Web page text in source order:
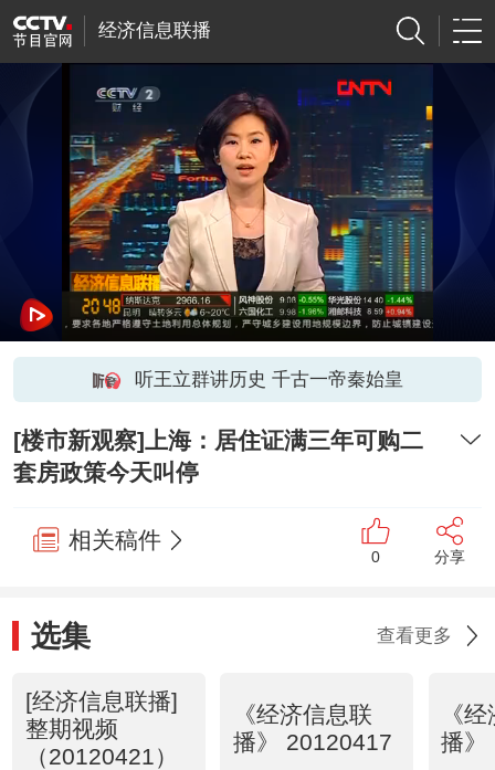
经济信息联播
听王立群讲历史 千古一帝秦始皇
[楼市新观察]上海：居住证满三年可购二
套房政策今天叫停
相关稿件
0 分享
选集 查看更多
[经济信息联播]
整期视频
（20120421）
《经济信息联
播》 20120417
《
播》